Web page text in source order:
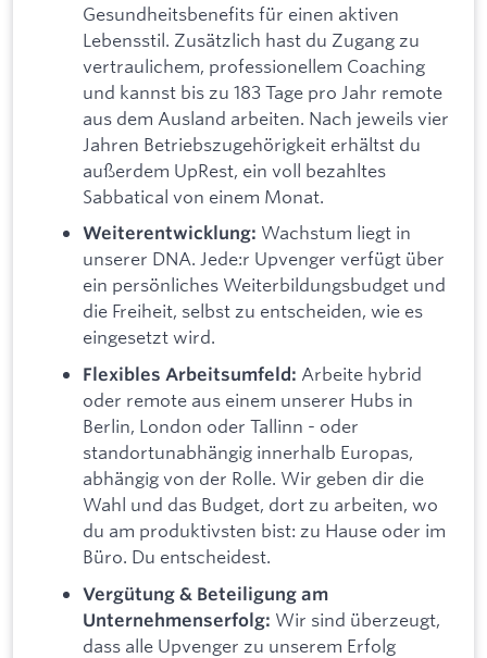
Gesundheitsbenefits für einen aktiven
Lebensstil. Zusätzlich hast du Zugang zu
vertraulichem, professionellem Coaching
und kannst bis zu 183 Tage pro Jahr remote
aus dem Ausland arbeiten. Nach jeweils vier
Jahren Betriebszugehörigkeit erhältst du
außerdem UpRest, ein voll bezahltes
Sabbatical von einem Monat.
Weiterentwicklung: Wachstum liegt in
unserer DNA. Jede:r Upvenger verfügt über
ein persönliches Weiterbildungsbudget und
die Freiheit, selbst zu entscheiden, wie es
eingesetzt wird.
Flexibles Arbeitsumfeld: Arbeite hybrid
oder remote aus einem unserer Hubs in
Berlin, London oder Tallinn - oder
standortunabhängig innerhalb Europas,
abhängig von der Rolle. Wir geben dir die
Wahl und das Budget, dort zu arbeiten, wo
du am produktivsten bist: zu Hause oder im
Büro. Du entscheidest.
Vergütung & Beteiligung am
Unternehmenserfolg: Wir sind überzeugt,
dass alle Upvenger zu unserem Erfolg